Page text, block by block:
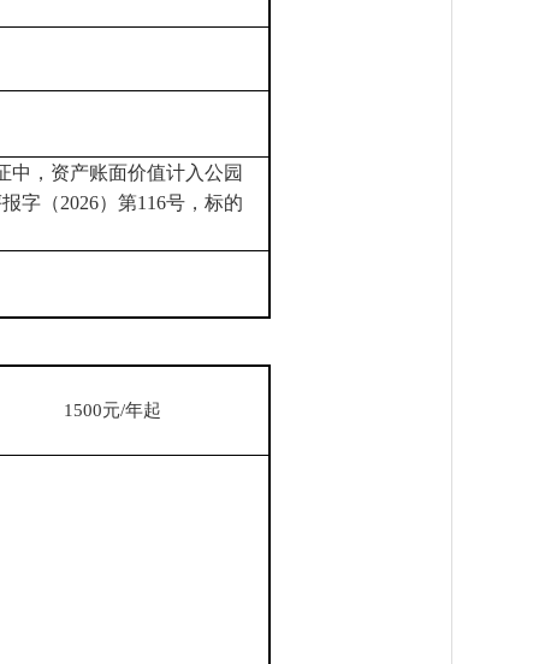
中，资产账面价值计入公园
字（2026）第116号，标的
1500元/年起